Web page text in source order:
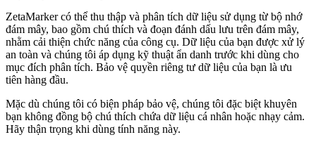
ZetaMarker có thể thu thập và phân tích dữ liệu sử dụng từ bộ nhớ
đám mây, bao gồm chú thích và đoạn đánh dấu lưu trên đám mây,
nhằm cải thiện chức năng của công cụ. Dữ liệu của bạn được xử lý
an toàn và chúng tôi áp dụng kỹ thuật ẩn danh trước khi dùng cho
mục đích phân tích. Bảo vệ quyền riêng tư dữ liệu của bạn là ưu
tiên hàng đầu.
Mặc dù chúng tôi có biện pháp bảo vệ, chúng tôi đặc biệt khuyên
bạn không đồng bộ chú thích chứa dữ liệu cá nhân hoặc nhạy cảm.
Hãy thận trọng khi dùng tính năng này.